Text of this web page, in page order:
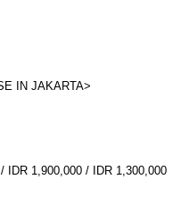
IN JAKARTA>
IDR 1,900,000 / IDR 1,300,000